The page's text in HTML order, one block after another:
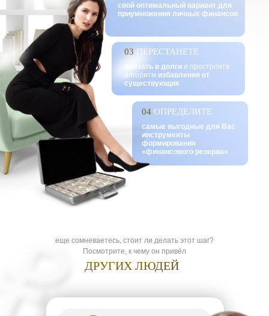
свой оптимальный вариант для
приумножения личных финансов
03 ПЕРЕСТАНЕТЕ
влезать в долги и простроите
алгоритм избавления от
существующих
04 ОПРЕДЕЛИТЕ
самые выгодные для Вас
инструменты
формирования
«финансового резерва»
еще сомневаетесь, стоит ли делать этот шаг?
Посмотрите, к чему он привёл
ДРУГИХ ЛЮДЕЙ